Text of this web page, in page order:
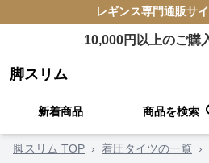
レギンス専門通販サイ
10,000円以上のご購
脚スリム
新着商品 商品を検索
脚スリム TOP › 着圧タイツの一覧 ›